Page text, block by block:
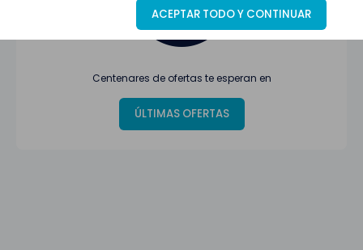
ACEPTAR TODO Y CONTINUAR
Centenares de ofertas te esperan en
ÚLTIMAS OFERTAS